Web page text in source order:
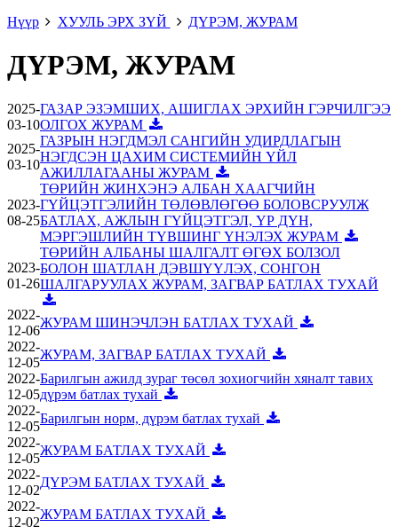
Нүүр
ХУУЛЬ ЭРХ ЗҮЙ ДҮРЭМ, ЖУРАМ
ДҮРЭМ, ЖУРАМ
2025-
03-10
ГАЗАР ЭЗЭМШИХ, АШИГЛАХ ЭРХИЙН ГЭРЧИЛГЭЭ
ОЛГОХ ЖУРАМ
2025-
03-10
ГАЗРЫН НЭГДМЭЛ САНГИЙН УДИРДЛАГЫН
НЭГДСЭН ЦАХИМ СИСТЕМИЙН ҮЙЛ
АЖИЛЛАГААНЫ ЖУРАМ
2023-
08-25
ТӨРИЙН ЖИНХЭНЭ АЛБАН ХААГЧИЙН
ГҮЙЦЭТГЭЛИЙН ТӨЛӨВЛӨГӨӨ БОЛОВСРУУЛЖ
БАТЛАХ, АЖЛЫН ГҮЙЦЭТГЭЛ, ҮР ДҮН,
МЭРГЭШЛИЙН ТҮВШИНГ ҮНЭЛЭХ ЖУРАМ
2023-
01-26
ТӨРИЙН АЛБАНЫ ШАЛГАЛТ ӨГӨХ БОЛЗОЛ
БОЛОН ШАТЛАН ДЭВШҮҮЛЭХ, СОНГОН
ШАЛГАРУУЛАХ ЖУРАМ, ЗАГВАР БАТЛАХ ТУХАЙ
2022-
12-06
ЖУРАМ ШИНЭЧЛЭН БАТЛАХ ТУХАЙ
2022-
12-05
ЖУРАМ, ЗАГВАР БАТЛАХ ТУХАЙ
2022-
12-05
Барилгын ажилд зураг төсөл зохиогчийн хяналт тавих
дүрэм батлах тухай
2022-
12-05
Барилгын норм, дүрэм батлах тухай
2022-
12-05
ЖУРАМ БАТЛАХ ТУХАЙ
2022-
12-02
ДҮРЭМ БАТЛАХ ТУХАЙ
2022-
12-02
ЖУРАМ БАТЛАХ ТУХАЙ